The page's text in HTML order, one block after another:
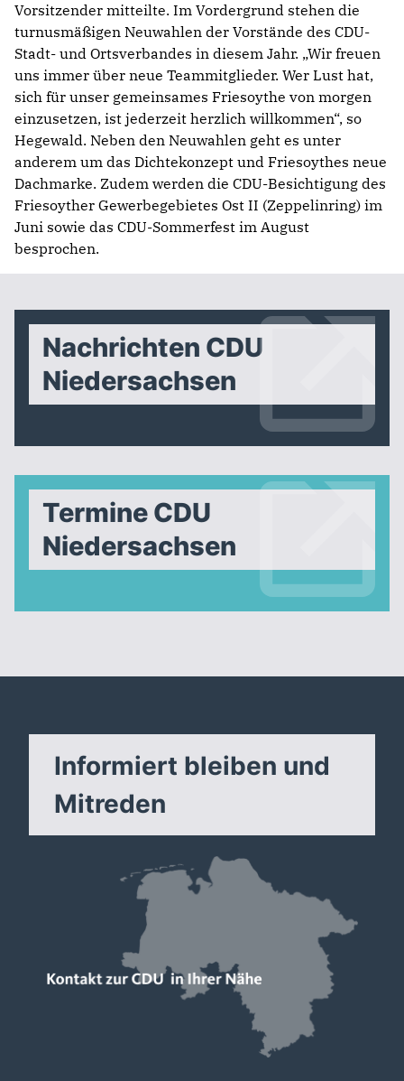
Vorsitzender mitteilte. Im Vordergrund stehen die
turnusmäßigen Neuwahlen der Vorstände des CDU-
Stadt- und Ortsverbandes in diesem Jahr. „Wir freuen
uns immer über neue Teammitglieder. Wer Lust hat,
sich für unser gemeinsames Friesoythe von morgen
einzusetzen, ist jederzeit herzlich willkommen“, so
Hegewald. Neben den Neuwahlen geht es unter
anderem um das Dichtekonzept und Friesoythes neue
Dachmarke. Zudem werden die CDU-Besichtigung des
Friesoyther Gewerbegebietes Ost II (Zeppelinring) im
Juni sowie das CDU-Sommerfest im August
besprochen.
Nachrichten CDU
Niedersachsen
Termine CDU
Niedersachsen
Informiert bleiben und
Mitreden